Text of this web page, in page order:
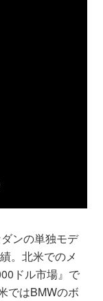
ンの単独モデ
。北米でのメ
ドル市場』で
ではBMWのボ